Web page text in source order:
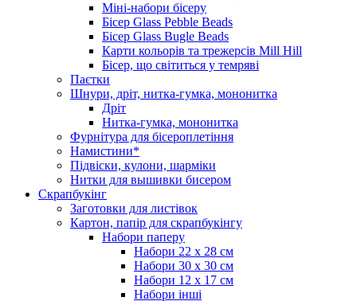
Міні-набори бісеру
Бісер Glass Pebble Beads
Бісер Glass Bugle Beads
Карти кольорів та трежерсів Mill Hill
Бісер, що світиться у темряві
Паєтки
Шнури, дріт, нитка-гумка, мононитка
Дріт
Нитка-гумка, мононитка
Фурнітура для бісероплетіння
Намистини*
Підвіски, кулони, шарміки
Нитки для вышивки бисером
Скрапбукінг
Заготовки для листівок
Картон, папір для скрапбукінгу
Набори паперу
Набори 22 х 28 см
Набори 30 х 30 см
Набори 12 х 17 см
Набори інші